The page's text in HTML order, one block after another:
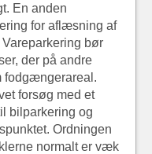
En anden
for aflæsning af
bør
der på andre
fodgængerareal.
forsøg med et
bilparkering og
Ordningen
normalt er væk